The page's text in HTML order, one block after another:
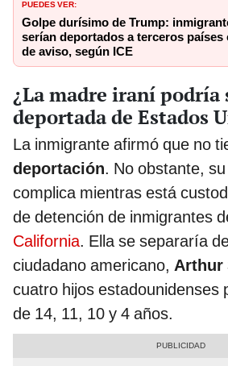
PUEDES VER:
Golpe durísimo de Trump:
serían deportados a terceros países
de aviso, según ICE
¿La madre iraní podría
deportada de Estados
La inmigrante afirmó que no
deportación. No obstante,
complica mientras está
de detención de inmigrantes
California. Ella se separaría
ciudadano americano, Arthur
cuatro hijos estadounidenses
de 14, 11, 10 y 4 años.